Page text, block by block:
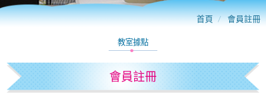
首頁 會員註冊
教室據點
會員註冊